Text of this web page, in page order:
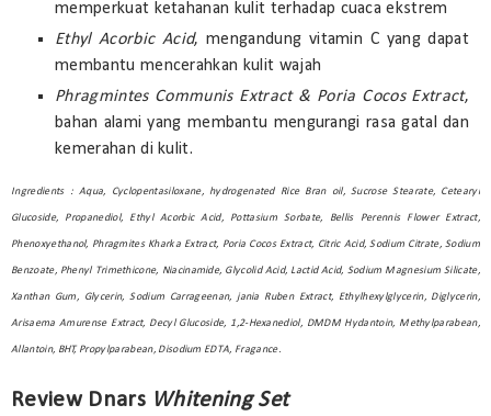
memperkuat ketahanan kulit terhadap cuaca ekstrem
Ethyl Acorbic Acid, mengandung vitamin C yang dapat
membantu mencerahkan kulit wajah
Phragmintes Communis Extract & Poria Cocos Extract,
bahan alami yang membantu mengurangi rasa gatal dan
kemerahan di kulit.
Ingredients : Aqua, Cyclopentasiloxane, hydrogenated Rice Bran oil, Sucrose Stearate, Cetearyl
Glucoside, Propanediol, Ethyl Acorbic Acid, Pottasium Sorbate, Bellis Perennis Flower Extract,
Phenoxyethanol, Phragmites Kharka Extract, Poria Cocos Extract, Citric Acid, Sodium Citrate, Sodium
Benzoate, Phenyl Trimethicone, Niacinamide, Glycolid Acid, Lactid Acid, Sodium Magnesium Silicate,
Xanthan Gum, Glycerin, Sodium Carrageenan, jania Ruben Extract, Ethylhexylglycerin, Diglycerin,
Arisaema Amurense Extract, Decyl Glucoside, 1,2-Hexanediol, DMDM Hydantoin, Methylparabean,
Allantoin, BHT, Propylparabean, Disodium EDTA, Fragance.
Review Dnars Whitening Set